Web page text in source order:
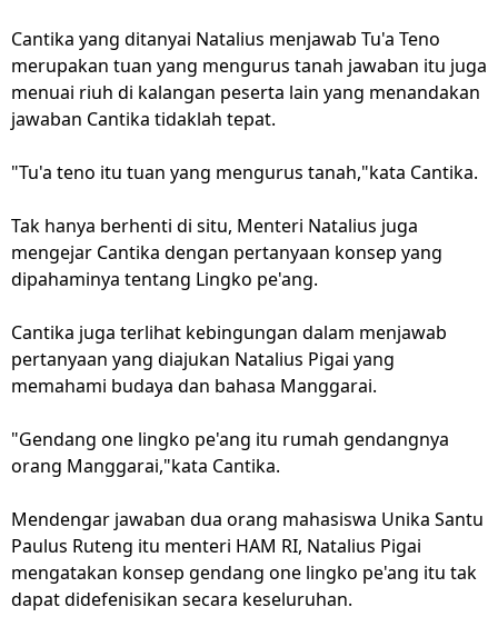
Cantika yang ditanyai Natalius menjawab Tu'a Teno
merupakan tuan yang mengurus tanah jawaban itu juga
menuai riuh di kalangan peserta lain yang menandakan
jawaban Cantika tidaklah tepat.
"Tu'a teno itu tuan yang mengurus tanah,"kata Cantika.
Tak hanya berhenti di situ, Menteri Natalius juga
mengejar Cantika dengan pertanyaan konsep yang
dipahaminya tentang Lingko pe'ang.
Cantika juga terlihat kebingungan dalam menjawab
pertanyaan yang diajukan Natalius Pigai yang
memahami budaya dan bahasa Manggarai.
"Gendang one lingko pe'ang itu rumah gendangnya
orang Manggarai,"kata Cantika.
Mendengar jawaban dua orang mahasiswa Unika Santu
Paulus Ruteng itu menteri HAM RI, Natalius Pigai
mengatakan konsep gendang one lingko pe'ang itu tak
dapat didefenisikan secara keseluruhan.